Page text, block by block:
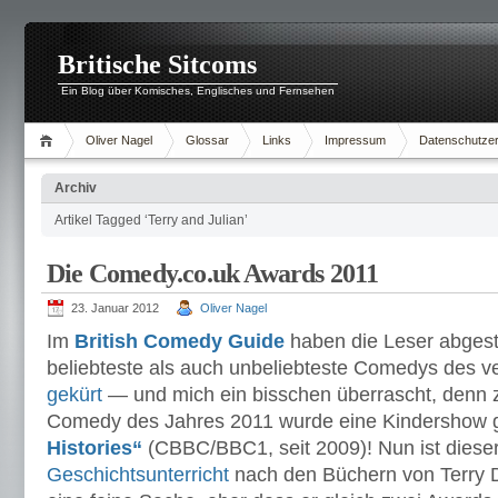
Britische Sitcoms
Ein Blog über Komisches, Englisches und Fernsehen
Oliver Nagel Glossar Links Impressum
Archiv
Artikel Tagged ‘Terry and Julian’
Die Comedy.co.uk Awards 2011
23. Januar 2012 Oliver Nagel
Im British Comedy Guide haben die Leser
beliebteste als auch unbeliebteste Comedys des
gekürt — und mich ein bisschen überrascht, denn
Comedy des Jahres 2011 wurde eine Kindershow
Histories“ (CBBC/BBC1, seit 2009)! Nun ist
Geschichtsunterricht nach den Büchern von Terry